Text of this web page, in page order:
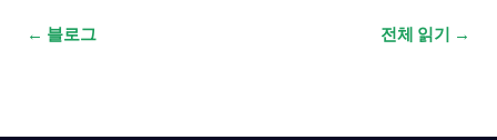
← 블로그 전체 읽기 →